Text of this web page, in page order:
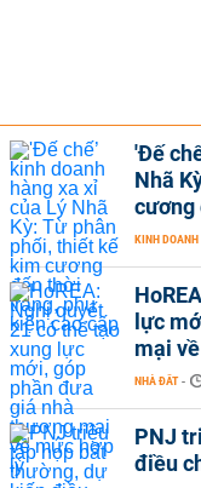
'Đế
Nhã
cương
KINH DOANH
lực
mại
NHÀ ĐẤT -
PNJ
điều